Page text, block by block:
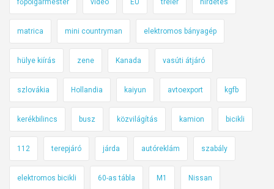
főpolgármester videó EU tréler hirdetés
matrica mini countryman elektromos bányagép
hülye kiírás zene Kanada vasúti átjáró
szlovákia Hollandia kaiyun avtoexport kgfb
kerékbilincs busz közvilágítás kamion bicikli
112 terepjáró járda autóreklám szabály
elektromos bicikli 60-as tábla M1 Nissan